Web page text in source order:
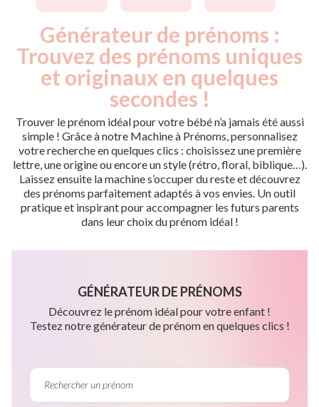
Générateur de prénoms :
Trouvez des prénoms uniques
et originaux en quelques
secondes !
Trouver le prénom idéal pour votre bébé n’a jamais été aussi
simple ! Grâce à notre Machine à Prénoms, personnalisez
votre recherche en quelques clics : choisissez une première
lettre, une origine ou encore un style (rétro, floral, biblique…).
Laissez ensuite la machine s’occuper du reste et découvrez
des prénoms parfaitement adaptés à vos envies. Un outil
pratique et inspirant pour accompagner les futurs parents
dans leur choix du prénom idéal !
GÉNÉRATEUR DE PRÉNOMS
Découvrez le prénom idéal pour votre enfant !
Testez notre générateur de prénom en quelques clics !